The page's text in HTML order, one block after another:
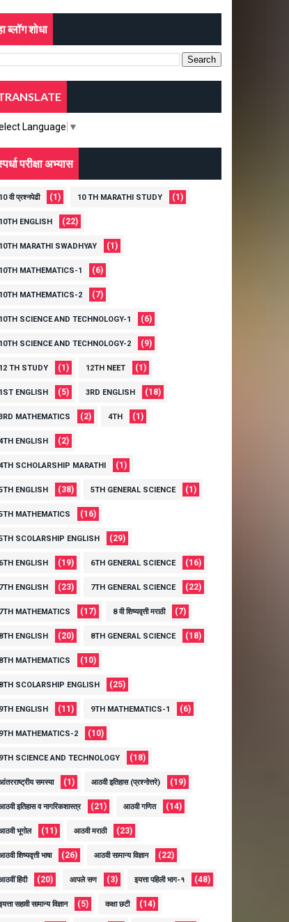
ब्लॉग शोधा
Language ▼
परीक्षा अभ्यास
10 वी प्रश्नपेढी (1) 10 TH MARATHI STUDY (1)
10TH ENGLISH (22)
10TH MARATHI SWADHYAY (1)
10TH MATHEMATICS-1 (6)
10TH MATHEMATICS-2 (7)
10TH SCIENCE AND TECHNOLOGY-1 (6)
10TH SCIENCE AND TECHNOLOGY-2 (9)
12 TH STUDY (1) 12TH NEET (1)
1ST ENGLISH (5) 3RD ENGLISH (18)
MATHEMATICS (2) 4TH (1)
ENGLISH (2)
SCHOLARSHIP MARATHI (1)
ENGLISH (38) 5TH GENERAL SCIENCE (1)
MATHEMATICS (16)
SCOLARSHIP ENGLISH (29)
6TH ENGLISH (19) 6TH GENERAL SCIENCE (16)
7TH ENGLISH (23) 7TH GENERAL SCIENCE (22)
7TH MATHEMATICS (17) 8 वी शिष्यवृत्ती मराठी (7)
8TH ENGLISH (20) 8TH GENERAL SCIENCE (18)
8TH MATHEMATICS (10)
8TH SCOLARSHIP ENGLISH (25)
9TH ENGLISH (11) 9TH MATHEMATICS-1 (6)
9TH MATHEMATICS-2 (10)
9TH SCIENCE AND TECHNOLOGY (18)
समस्या (1) आठवी इतिहास (प्रश्नोत्तरे) (19)
इतिहास व नागरिकशास्त्र (21) आठवी गणित (14)
भूगोल (11) आठवी मराठी (23)
शिष्यवृत्ती भाषा (26) आठवी सामान्य विज्ञान (22)
हिंदी (20) आपले सण (3) इयत्ता पहिली भाग-१ (48)
सहावी सामान्य विज्ञान (5) कक्षा छटी (14)